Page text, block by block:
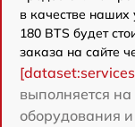
в качестве наших
180 BTS будет
заказа на сайте
выполняется
оборудования